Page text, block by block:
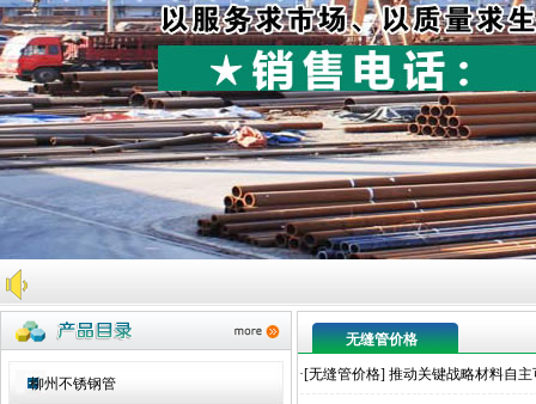
柳州不锈钢管
无缝管价格
·[无缝管价格] 推动关键战略材料自